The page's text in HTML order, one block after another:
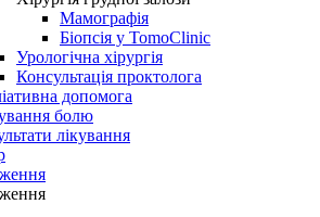
Мамографія
Біопсія у TomoClinic
Урологічна хірургія
Консультація проктолога
допомога
болю
лікування